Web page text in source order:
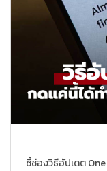
ชี้ช่องวิธีอัปเดต